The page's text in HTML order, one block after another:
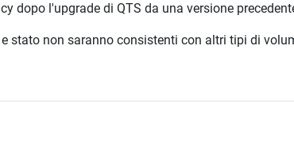
dopo l'upgrade di QTS da una versione
stato non saranno consistenti con altri tipi di